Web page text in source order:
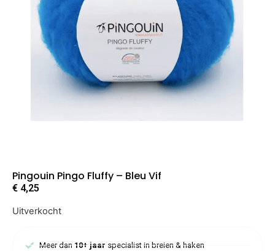
Pingouin Pingo Fluffy – Bleu Vif
€ 4,25
Uitverkocht
Meer dan 10+ jaar specialist in breien & haken